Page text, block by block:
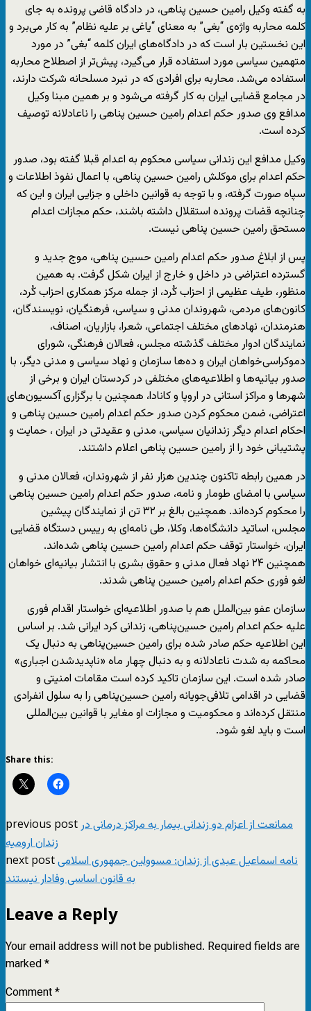
به گفته وکیل رامین حسین پناهی، در دادگاه قاضی پرونده به جای
کلمه محاربه واژه‌ی “بغی” به معنای “یاغی بر علیه نظام” به کار می‌برد و
این نخستین بار است که در دادگاه‌های ایران کلمه “بغی” در مورد
متهمین سیاسی مورد استفاده قرار می‌گیرد، پیش‌تر از اصطلاح محاربه
استفاده می‌شد. محاربه برای افرادی که در نبرد مسلحانه شرکت دارند،
در مجامع قضایی ایران به کار گرفته می‌شود و بر همین مبنا وکیل
مدافع وی صدور حکم اعدام رامین حسین پناهی را ناعادلانه توصیف
کرده است.
وکیل مدافع این زندانی سیاسی محکوم به اعدام قبلا گفته بود، صدور
حکم اعدام برای موکلش رامین حسین پناهی، با اعمال نفوذ اطلاعات و
سپاه صورت گرفته، و با توجه به قوانین داخلی و جزایی ایران و این که
چنانچه قضات پرونده استقلال داشته باشند، حکم مجازات اعدام
مستحق رامین حسین پناهی نیست.
پس از ابلاغ صدور حکم اعدام رامین حسین پناهی، موج جدید و
گسترده اعتراضی در داخل و خارج از ایران شکل گرفت. به همین
منظور، طیف عظیمی از احزاب کُرد، از جمله مرکز همکاری احزاب کُرد،
کانون‌های مردمی، شهروندان مدنی و سیاسی، فرهنگیان، نویسندگان،
هنرمندان، نهادهای مختلف اجتماعی، شعرا، بازاریان، اصناف،
نمایندگان ادوار مختلف گذشته مجلس، فعالان فرهنگی، شورای
دموکراسی‌خواهان ایران و ده‌ها سازمان و نهاد سیاسی و مدنی دیگر، با
صدور بیانیه‌ها و اطلاعیه‌های مختلفی در کردستان ایران و برخی از
شهرها و مراکز استانی در اروپا و کانادا، همچنین با برگزاری آکسیون‌های
اعتراضی، ضمن محکوم کردن صدور حکم اعدام رامین حسین پناهی و
احکام اعدام دیگر زندانیان سیاسی، مدنی و عقیدتی در ایران ، حمایت و
پشتیبانی خود را از رامین حسین پناهی اعلام داشتند.
در همین رابطه تاکنون چندین هزار نفر از شهروندان، فعالان مدنی و
سیاسی با امضای طومار و نامه، صدور حکم اعدام رامین حسین پناهی
را محکوم کرده‌اند. همچنین بالغ بر ۳۲ تن از نمایندگان پیشین
مجلس، اساتید دانشگاه‌ها، وکلا، طی نامه‌ای به رییس دستگاه قضایی
ایران، خواستار توقف حکم اعدام رامین حسین پناهی شده‌اند.
همچنین ۲۴ نهاد فعال مدنی و حقوق بشری با انتشار بیانیه‌ای خواهان
لغو فوری حکم اعدام رامین حسین پناهی شدند.
سازمان عفو بین‌الملل هم با صدور اطلاعیه‌ای خواستار اقدام فوری
علیه حکم اعدام رامین حسین‌پناهی، زندانی کرد ایرانی شد. بر اساس
این اطلاعیه حکم صادر شده برای رامین حسین‌پناهی به دنبال یک
محاکمه به شدت ناعادلانه و به دنبال چهار ماه «ناپدیدشدن اجباری»
صادر شده است. این سازمان تاکید کرده است مقامات امنیتی و
قضایی در اقدامی تلافی‌جویانه رامین حسین‌پناهی را به سلول انفرادی
منتقل کرده‌اند و محکومیت و مجازات او مغایر با قوانین بین‌المللی
است و باید لغو شود.
Share this:
previous post ممانعت از اعزام دو زندانی بیمار به مراکز درمانی در
زندان ارومیه
next postنامه اسماعیل عبدی از زندان: مسوولین جمهوری اسلامی
به قانون اساسی وفادار نیستند
Leave a Reply
Your email address will not be published. Required fields are
marked*
Comment*